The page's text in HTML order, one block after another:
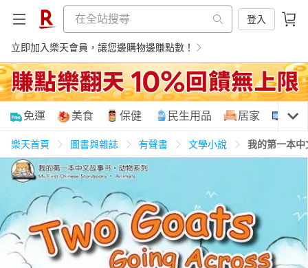
登入
立即加入樂天會員，讓您邊購物邊賺點數！
購物網分類
天天免運 美食蛋糕
居家生活 3C家電 運動休閒 親子玩具
免運 美食 保健 民生用品 居家 3C
樂天首頁 圖書與雜誌 有聲書 文學小說 我的第一本中